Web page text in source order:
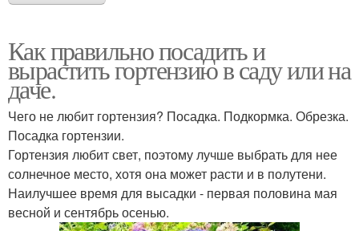
Как правильно посадить и
вырастить гортензию в саду или на
даче.
Чего не любит гортензия? Посадка. Подкормка. Обрезка.
Посадка гортензии.
Гортензия любит свет, поэтому лучше выбрать для нее
солнечное место, хотя она может расти и в полутени.
Наилучшее время для высадки - первая половина мая
весной и сентябрь осенью.